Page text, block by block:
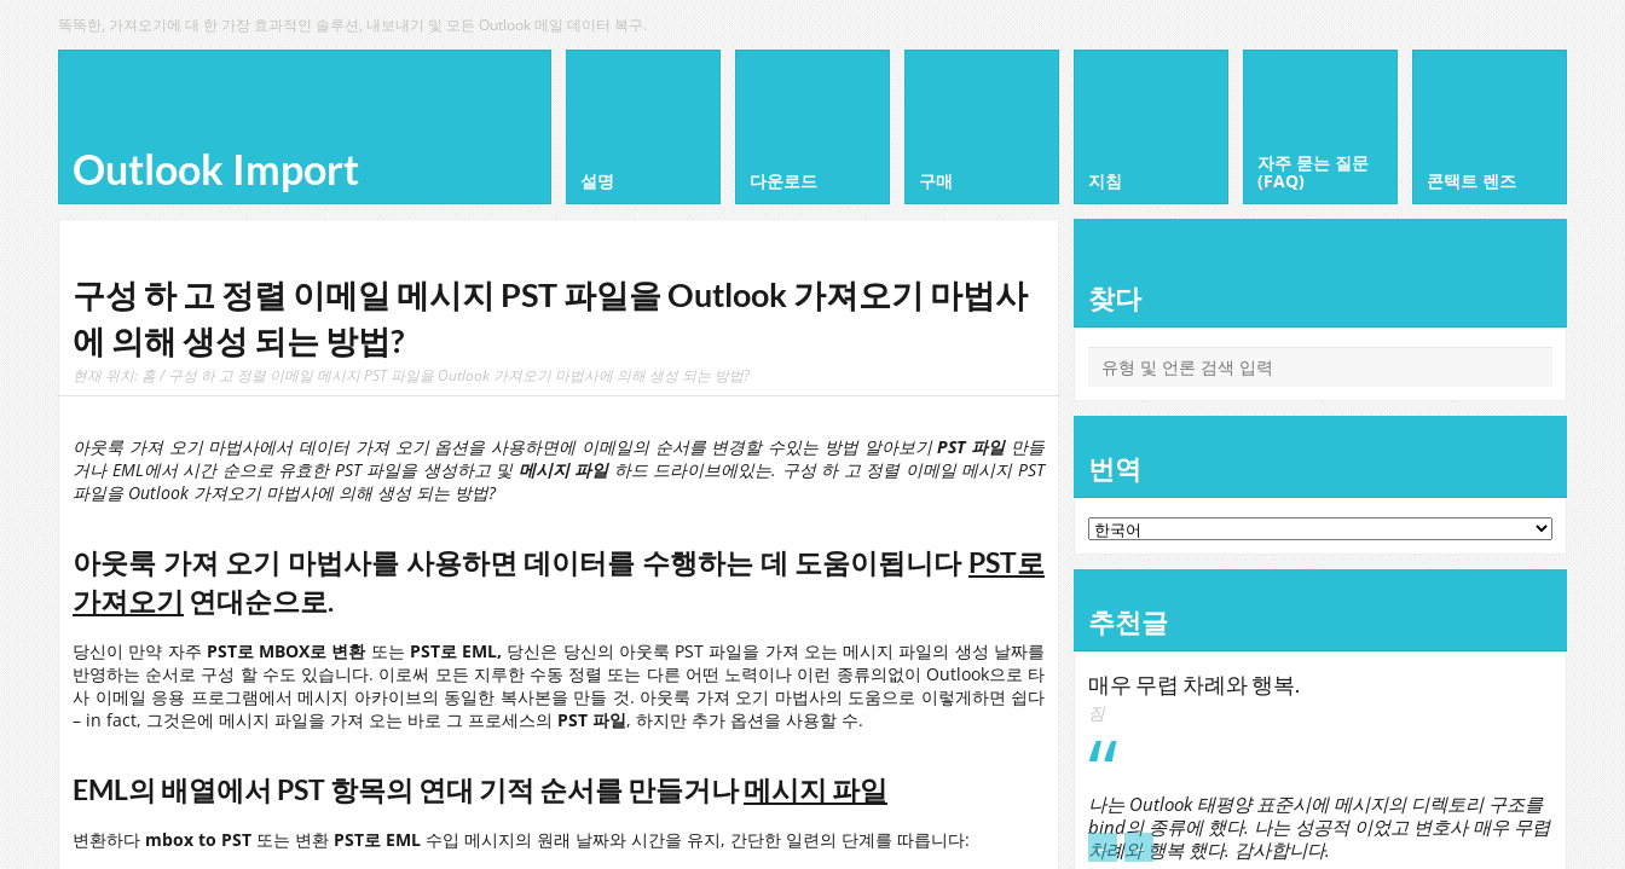
똑똑한, 가져오기에 대 한 가장 효과적인 솔루션, 내보내기 및 모든 Outlook 메일 데이터 복구.
Outlook Import 설명 다운로드 구매 지침
자주 묻는 질문
(FAQ) 콘택트 렌즈
구성 하 고 정렬 이메일 메시지 PST 파일을 Outlook 가져오기 마법사
에 의해 생성 되는 방법?
현재 위치: 홈/ 구성 하 고 정렬 이메일 메시지 PST 파일을 Outlook 가져오기 마법사에 의해 생성 되는 방법?
아웃룩 가져 오기 마법사에서 데이터 가져 오기 옵션을 사용하면에 이메일의 순서를 변경할 수있는 방법 알아보기PST 파일만들
거나 EML에서 시간 순으로 유효한 PST 파일을 생성하고 및 메시지 파일하드 드라이브에있는. 구성 하 고 정렬 이메일 메시지 PST
파일을 Outlook 가져오기 마법사에 의해 생성 되는 방법?
아웃룩 가져 오기 마법사를 사용하면 데이터를 수행하는 데 도움이됩니다 PST로
가져오기 연대순으로.
당신이 만약 자주 PST로 MBOX로 변환 또는 PST로 EML, 당신은 당신의 아웃룩 PST 파일을 가져 오는 메시지 파일의 생성 날짜를
반영하는 순서로 구성 할 수도 있습니다. 이로써 모든 지루한 수동 정렬 또는 다른 어떤 노력이나 이런 종류의없이 Outlook으로 타
사 이메일 응용 프로그램에서 메시지 아카이브의 동일한 복사본을 만들 것. 아웃룩 가져 오기 마법사의 도움으로 이렇게하면 쉽다
– in fact, 그것은에 메시지 파일을 가져 오는 바로 그 프로세스의 PST 파일, 하지만 추가 옵션을 사용할 수.
EML의 배열에서 PST 항목의 연대 기적 순서를 만들거나메시지 파일
변환하다 mbox to PST 또는 변환 PST로 EML 수입 메시지의 원래 날짜와 시간을 유지, 간단한 일련의 단계를 따릅니다:
찾다
번역
추천글
매우 무렵 차례와 행복.
짐
나는 Outlook 태평양 표준시에 메시지의 디렉토리 구조를
bind의 종류에 했다. 나는 성공적 이었고 변호사 매우 무렵
차례와 행복 했다. 감사합니다.
← →